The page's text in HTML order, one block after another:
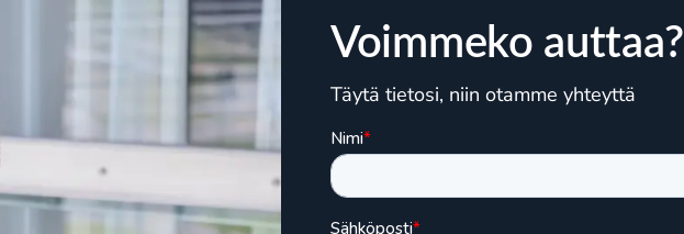
Voimmeko auttaa?
Täytä tietosi, niin otamme yhteyttä